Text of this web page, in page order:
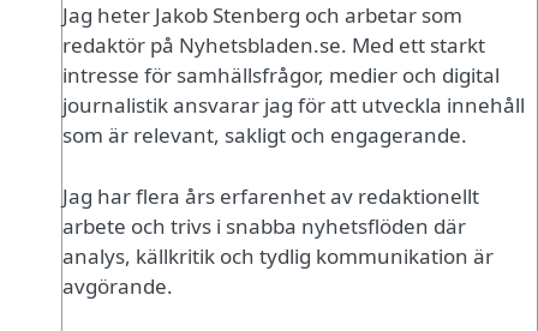
Jag heter Jakob Stenberg och arbetar som
redaktör på Nyhetsbladen.se. Med ett starkt
intresse för samhällsfrågor, medier och digital
journalistik ansvarar jag för att utveckla innehåll
som är relevant, sakligt och engagerande.
Jag har flera års erfarenhet av redaktionellt
arbete och trivs i snabba nyhetsflöden där
analys, källkritik och tydlig kommunikation är
avgörande.